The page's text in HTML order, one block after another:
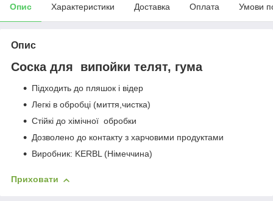
Опис Характеристики Доставка Оплата Умови
Опис
Соска для випойки телят, гума
Підходить до пляшок і відер
Легкі в обробці (миття,чистка)
Стійкі до хімічної обробки
Дозволено до контакту з харчовими продуктами
Виробник: KERBL (Німеччина)
Приховати